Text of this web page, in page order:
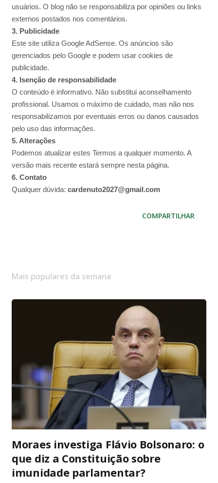
usuários. O blog não se responsabiliza por opiniões ou links
externos postados nos comentários.
3. Publicidade
Este site utiliza Google AdSense. Os anúncios são
gerenciados pelo Google e podem usar cookies de
publicidade.
4. Isenção de responsabilidade
O conteúdo é informativo. Não substitui aconselhamento
profissional. Usamos o máximo de cuidado, mas não nos
responsabilizamos por eventuais erros ou danos causados
pelo uso das informações.
5. Alterações
Podemos atualizar estes Termos a qualquer momento. A
versão mais recente estará sempre nesta página.
6. Contato
Qualquer dúvida: cardenuto2027@gmail.com
COMPARTILHAR
Mais populares da semana
Moraes investiga Flávio Bolsonaro: o
que diz a Constituição sobre
imunidade parlamentar?